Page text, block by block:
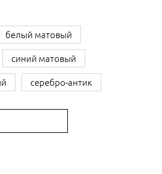
белый матовый
синий матовый
серебро-антик